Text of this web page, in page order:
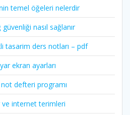
temel öğeleri nelerdir
nasıl sağlanır
tasarim ders notları – pdf
ekran ayarları
defteri programı
ve internet terimleri